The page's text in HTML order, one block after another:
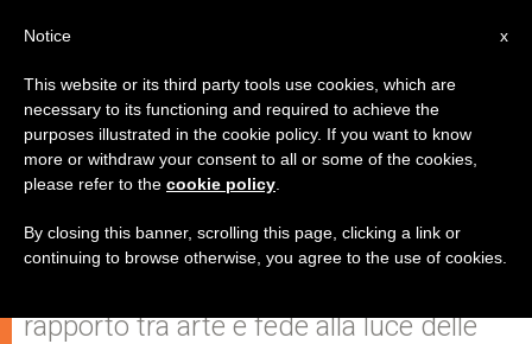
La secolare alleanza tra Chiesa e
artisti
rapporto tra arte e fede alla luce delle
x
Notice
This website or its third party tools use cookies, which are
necessary to its functioning and required to achieve the
purposes illustrated in the cookie policy. If you want to know
more or withdraw your consent to all or some of the cookies,
please refer to the cookie policy
By closing this banner, scrolling this page, clicking a link or
continuing to browse otherwise, you agree to the use of cookies.